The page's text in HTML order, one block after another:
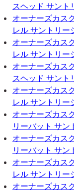
スヘッド サント
オーナーズカス
レル サントリー
オーナーズカス
レル サントリー
オーナーズカス
スヘッド サント
オーナーズカス
レル サントリー
オーナーズカス
リーバット サン
オーナーズカス
リーバット サン
オーナーズカス
レル サントリー
オーナーズカス